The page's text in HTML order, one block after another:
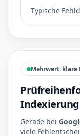
Typische
Mehrwert: klare
Gerade bei
viele